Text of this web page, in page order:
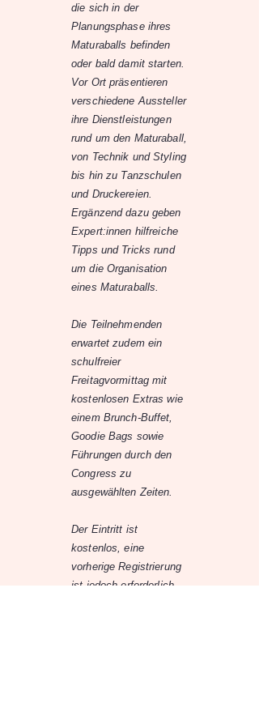
die sich in der
Planungsphase ihres
Maturaballs befinden
oder bald damit starten.
Vor Ort präsentieren
verschiedene Aussteller
ihre Dienstleistungen
rund um den Maturaball,
von Technik und Styling
bis hin zu Tanzschulen
und Druckereien.
Ergänzend dazu geben
Expert:innen hilfreiche
Tipps und Tricks rund
um die Organisation
eines Maturaballs.
Die Teilnehmenden
erwartet zudem ein
schulfreier
Freitagvormittag mit
kostenlosen Extras wie
einem Brunch-Buffet,
Goodie Bags sowie
Führungen durch den
Congress zu
ausgewählten Zeiten.
Der Eintritt ist
kostenlos, eine
vorherige Registrierung
ist jedoch erforderlich.